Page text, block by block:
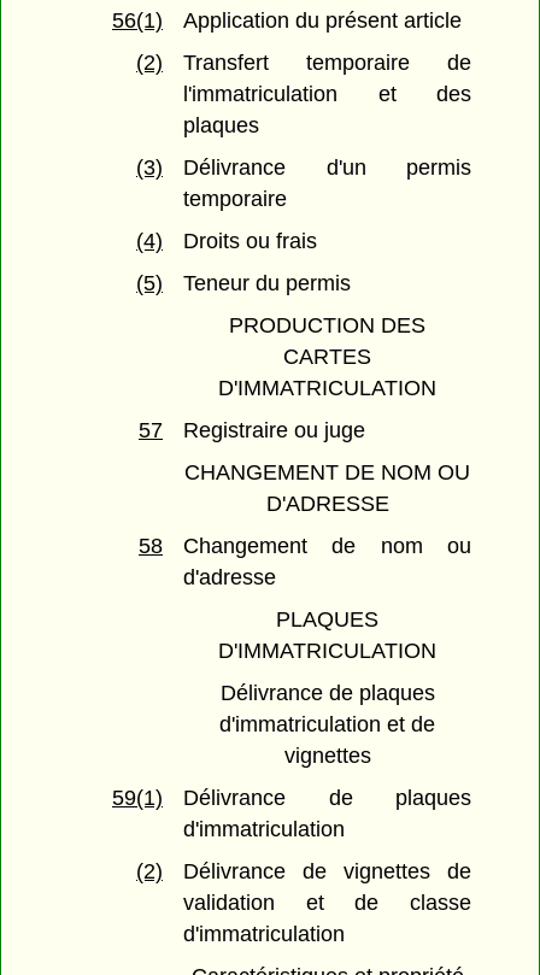
56(1)
Application du présent article
(2)
Transfert temporaire de
l'immatriculation et des
plaques
(3)
Délivrance d'un permis
temporaire
(4)
Droits ou frais
(5)
Teneur du permis
PRODUCTION DES
CARTES
D'IMMATRICULATION
57
Registraire ou juge
CHANGEMENT DE NOM OU
D'ADRESSE
58
Changement de nom ou
d'adresse
PLAQUES
D'IMMATRICULATION
Délivrance de plaques
d'immatriculation et de
vignettes
59(1)
Délivrance de plaques
d'immatriculation
(2)
Délivrance de vignettes de
validation et de classe
d'immatriculation